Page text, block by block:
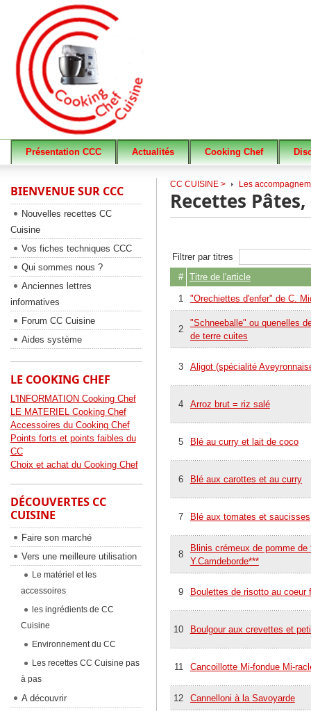
Présentation CCC Actualités Cooking Chef
CC CUISINE > Les
Recettes
Filtrer par titres
#
Titre de l'article
1 "Orechiettes d'enfer" de C.
2
"Schneeballe" ou quenelles
de terre cuites
3 Aligot (spécialité
4 Arroz brut = riz salé
5 Blé au curry et lait de coco
6 Blé aux carottes et au curry
7 Blé aux tomates et saucisses
8
Blinis crémeux de pomme de
Y.Camdeborde***
9 Boulettes de risotto au coeur
10 Boulgour aux crevettes et
11 Cancoillotte Mi-fondue Mi-
12 Cannelloni à la Savoyarde
BIENVENUE SUR CCC
Nouvelles recettes CC
Cuisine
Vos fiches techniques CCC
Qui sommes nous ?
Anciennes lettres
informatives
Forum CC Cuisine
Aides système
LE COOKING CHEF
L'INFORMATION Cooking Chef
LE MATERIEL Cooking Chef
Accessoires du Cooking Chef
Points forts et points faibles du
CC
Choix et achat du Cooking Chef
DÉCOUVERTES CC
CUISINE
Faire son marché
Vers une meilleure utilisation
Le matériel et les
accessoires
les ingrédients de CC
Cuisine
Environnement du CC
Les recettes CC Cuisine pas
à pas
A découvrir